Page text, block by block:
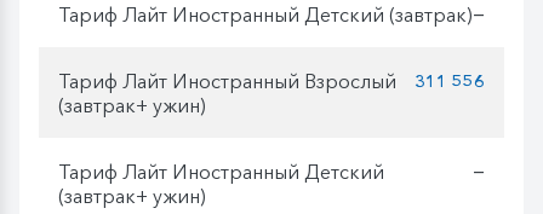
Тариф Лайт Иностранный Детский (завтрак)—
Тариф Лайт Иностранный Взрослый
(завтрак+ ужин)
311 556
Тариф Лайт Иностранный Детский
(завтрак+ ужин)
—